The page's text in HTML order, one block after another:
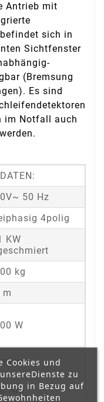
Antrieb mit
sich in
Sichtfenster
(Bremsung
Es sind
im Notfall auch
50 Hz
4polig
KW
kg
m
W
W
Nm
Cookies und
zu
in Bezug auf